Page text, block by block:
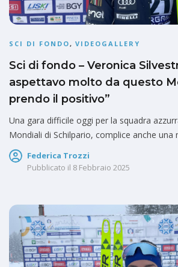
SCI DI FONDO, VIDEOGALLERY
Sci di fondo – Veronica
aspettavo molto da questo
prendo il positivo”
Una gara difficile oggi per la squadra
Mondiali di Schilpario, complice anche una
Federica Trozzi
Pubblicato il 8 Febbraio 2025